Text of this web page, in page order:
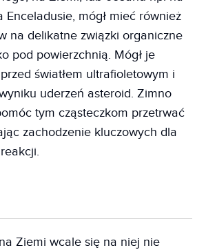
Enceladusie, mógł mieć również
na delikatne związki organiczne
pod powierzchnią. Mógł je
światłem ultrafioletowym i
uderzeń asteroid. Zimno
tym cząsteczkom przetrwać
zachodzenie kluczowych dla
Ziemi wcale się na niej nie